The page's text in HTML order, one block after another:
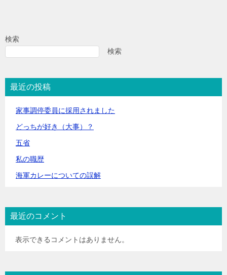
検索
検索
最近の投稿
家事調停委員に採用されました
どっちが好き（大事）？
五省
私の職歴
海軍カレーについての誤解
最近のコメント
表示できるコメントはありません。